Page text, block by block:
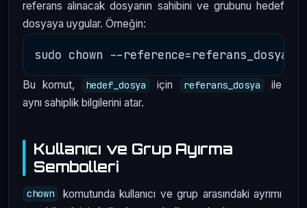
referans alınacak dosyanın sahibini ve grubunu hedef
dosyaya uygular. Örneğin:
Bu komut, hedef_dosya için referans_dosya
ile
aynı sahiplik bilgilerini atar.
Kullanıcı ve Grup Ayırma
Sembolleri
chown
komutunda kullanıcı ve grup arasındaki ayrımı